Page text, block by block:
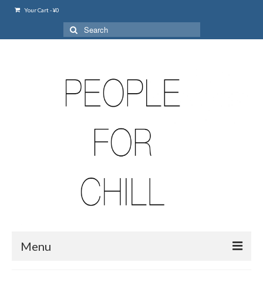
Your Cart-¥0
Search
for:
Menu